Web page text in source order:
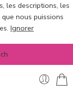
les descriptions, les
nous puissions
Ignorer